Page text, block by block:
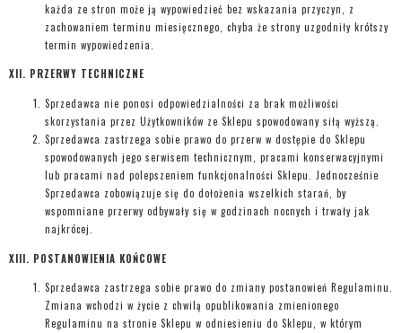
każda ze stron może ją wypowiedzieć bez wskazania przyczyn, z
zachowaniem terminu miesięcznego, chyba że strony uzgodniły krótszy
termin wypowiedzenia.
XII. PRZERWY TECHNICZNE
Sprzedawca nie ponosi odpowiedzialności za brak możliwości
skorzystania przez Użytkowników ze Sklepu spowodowany siłą wyższą.
Sprzedawca zastrzega sobie prawo do przerw w dostępie do Sklepu
spowodowanych jego serwisem technicznym, pracami konserwacyjnymi
lub pracami nad polepszeniem funkcjonalności Sklepu. Jednocześnie
Sprzedawca zobowiązuje się do dołożenia wszelkich starań, by
wspomniane przerwy odbywały się w godzinach nocnych i trwały jak
najkrócej.
XIII. POSTANOWIENIA KOŃCOWE
Sprzedawca zastrzega sobie prawo do zmiany postanowień Regulaminu.
Zmiana wchodzi w życie z chwilą opublikowania zmienionego
Regulaminu na stronie Sklepu w odniesieniu do Sklepu, w którym